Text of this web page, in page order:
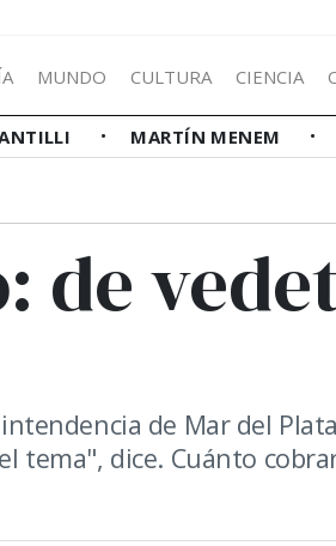
MUNDO CULTURA CIENCIA
MARTÍN MENEM
de
de Mar del
tema", dice. Cuánto